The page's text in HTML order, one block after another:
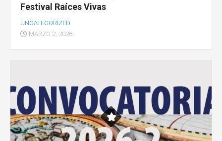
Festival Raíces Vivas
UNCATEGORIZED
MARZO 2, 2026